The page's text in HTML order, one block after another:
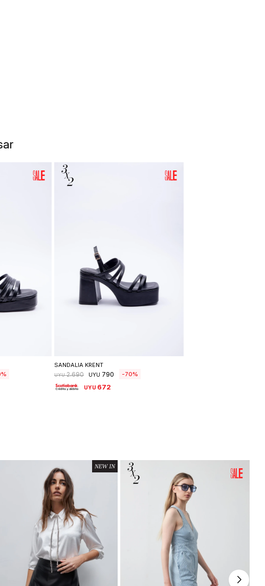
SANDALIA KRENT
UYU 2.690 UYU 790 70
UYU 672